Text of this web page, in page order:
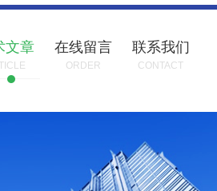
文章 在线留言
ORDER
联系我们
CONTACT